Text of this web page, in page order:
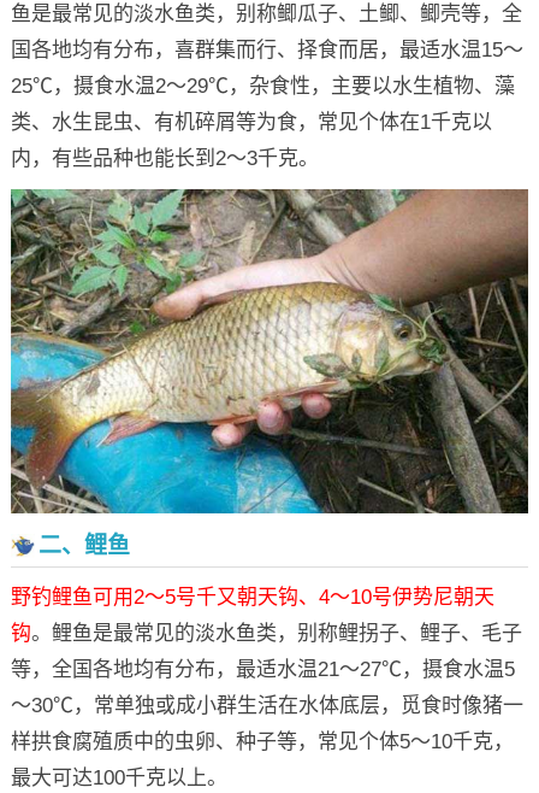
鱼是最常见的淡水鱼类，别称鲫瓜子、土鲫、鲫壳等，全
国各地均有分布，喜群集而行、择食而居，最适水温15～
25℃，摄食水温2～29℃，杂食性，主要以水生植物、藻
类、水生昆虫、有机碎屑等为食，常见个体在1千克以
内，有些品种也能长到2～3千克。
二、鲤鱼
野钓鲤鱼可用2～5号千又朝天钩、4～10号伊势尼朝天
钩。鲤鱼是最常见的淡水鱼类，别称鲤拐子、鲤子、毛子
等，全国各地均有分布，最适水温21～27℃，摄食水温5
～30℃，常单独或成小群生活在水体底层，觅食时像猪一
样拱食腐殖质中的虫卵、种子等，常见个体5～10千克，
最大可达100千克以上。